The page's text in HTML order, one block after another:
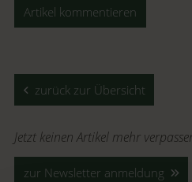
Artikel kommentieren
zurück zur Übersicht
Jetzt keinen Artikel mehr
zur Newsletter anmeldung